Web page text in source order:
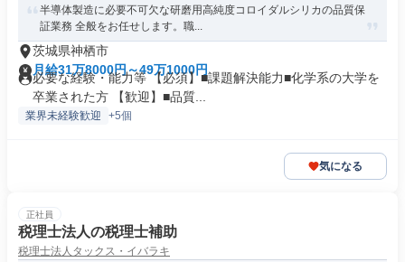
半導体製造に必要不可欠な研磨用高純度コロイダルシリカの品質保
証業務 全般をお任せします。職...
茨城県神栖市
月給31万8000円～49万1000円
必要な経験・能力等 【必須】■課題解決能力■化学系の大学を
卒業された方 【歓迎】■品質...
業界未経験歓迎 +5個
気になる
正社員
税理士法人の税理士補助
税理士法人タックス・イバラキ